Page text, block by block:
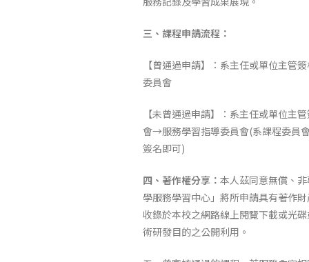
三、課程申請流程：
【曾通過申請】：系主任或單位主管
委員會
【未曾通過申請】：系主任或單位主
會→服務學習指導委員會(系課程委員
簽名即可)
四、著作權分享：本人茲同意無償、
學服務學習中心」將所申請具有著作
收錄於本校之網路線上閱覽下載或光
術研發目的之公開利用。